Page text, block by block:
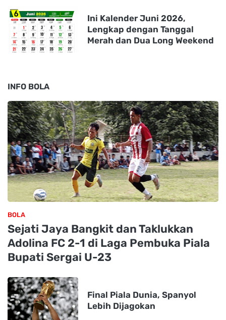
Ini Kalender Juni 2026,
Lengkap dengan Tanggal
Merah dan Dua Long Weekend
INFO BOLA
BOLA
Sejati Jaya Bangkit dan Taklukkan
Adolina FC 2-1 di Laga Pembuka Piala
Bupati Sergai U-23
Final Piala Dunia, Spanyol
Lebih Dijagokan